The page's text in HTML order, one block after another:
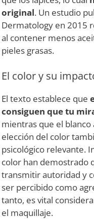
original. Un estudio
Dermatology en 2015
al contener menos
pieles grasas.
El color y su
El texto establece que
consiguen que tu
mientras que el blanco
elección del color
psicológico relevante.
color han demostrado
transmitir autoridad y
ser percibido como
tanto, es vital
el maquillaje.